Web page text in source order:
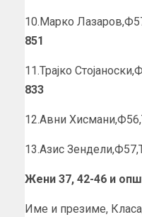
10.Марко
851
11.Трајко
833
12.Авни
13.Азис
Жени 37, 42-46 и
Име и презиме,